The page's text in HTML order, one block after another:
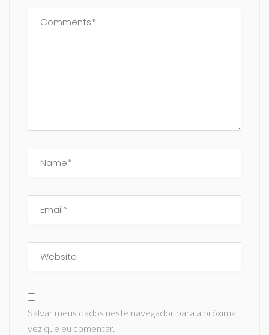
Salvar meus dados neste navegador para a próxima
vez que eu comentar.